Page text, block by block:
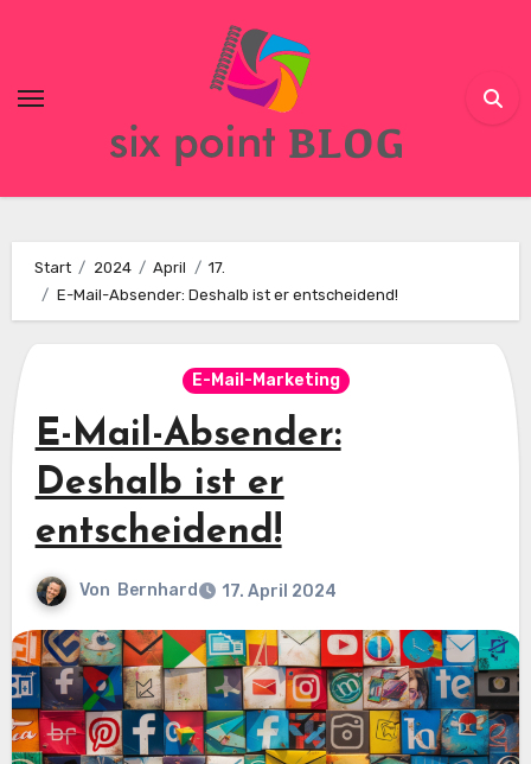
Start 2024 April
17.
E-Mail-Absender: Deshalb ist er entscheidend!
E-Mail-Marketing
E-Mail-Absender:
Deshalb ist er
entscheidend!
Von Bernhard 17. April 2024